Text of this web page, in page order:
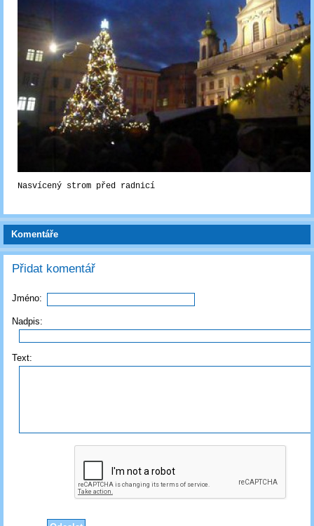
Nasvícený strom před radnicí
Komentáře
Přidat komentář
Jméno:
Nadpis:
Text: